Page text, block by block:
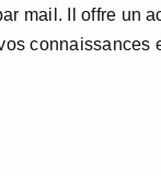
mail. Il offre un
connaissances